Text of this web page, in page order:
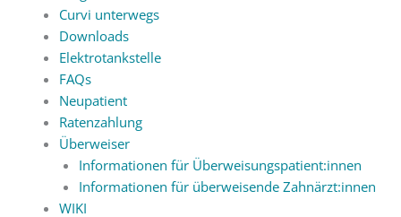
Curvi unterwegs
Downloads
Elektrotankstelle
FAQs
Neupatient
Ratenzahlung
Überweiser
Informationen für Überweisungspatient:innen
Informationen für überweisende Zahnärzt:innen
WIKI